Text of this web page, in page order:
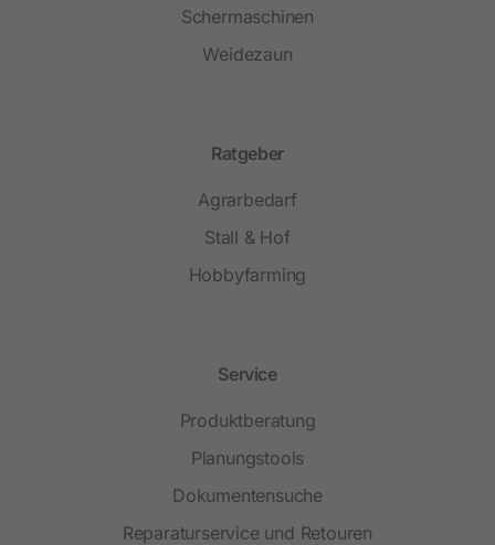
Schermaschinen
Weidezaun
Ratgeber
Agrarbedarf
Stall & Hof
Hobbyfarming
Service
Produktberatung
Planungstools
Dokumentensuche
Reparaturservice und Retouren